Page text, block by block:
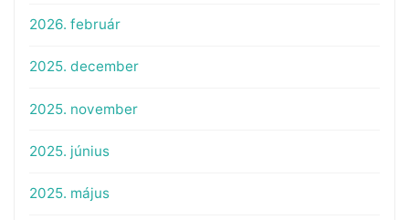
2026. február
2025. december
2025. november
2025. június
2025. május